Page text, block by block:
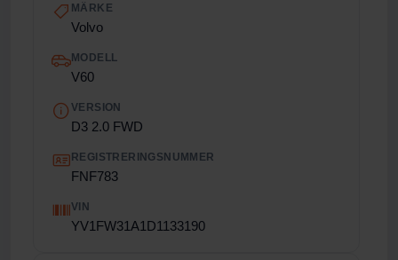
MÄRKE
Volvo
MODELL
V60
VERSION
D3 2.0 FWD
REGISTRERINGSNUMMER
FNF783
VIN
YV1FW31A1D1133190